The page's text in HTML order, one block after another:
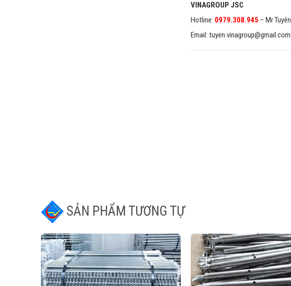
VINAGROUP JSC
Hotline: 0979.308.945 – Mr Tuyên
Email: tuyen.vinagroup@gmail.com
SẢN PHẨM TƯƠNG TỰ